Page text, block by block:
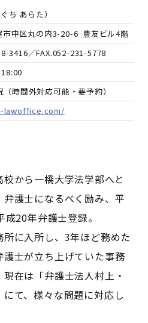
ち あらた）
市中区丸の内3-20-6 豊友ビル4階
3416／FAX.052-231-5778
時間外対応可能・要予約）
lawoffice.com/
から一橋大学法学部へと
護士になるべく励み、平
20年弁護士登録。
に入所し、3年ほど務めた
士が立ち上げていた事務
在は「弁護士法人村上・
て、様々な問題に対応し